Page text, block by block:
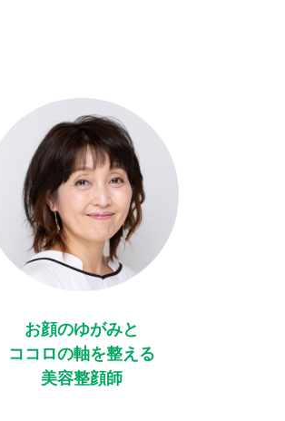
お顔のゆがみと
ココロの軸を整える
美容整顔師